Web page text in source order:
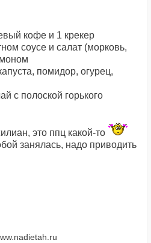
кофе и 1 крекер
соусе и салат (морковь,
помидор, огурец,
с полоской горького
это ппц какой-то
занялась, надо приводить